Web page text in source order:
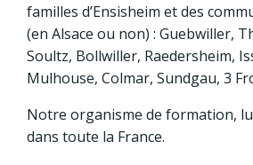
familles d’Ensisheim et des
(en Alsace ou non) : Guebwiller,
Soultz, Bollwiller, Raedersheim,
Mulhouse, Colmar, Sundgau, 3
Notre organisme de formation,
dans toute la France.